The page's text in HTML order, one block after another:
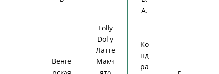
А.
Венге
Lolly
Dolly
Латте
Макч
Ко
нд
ра